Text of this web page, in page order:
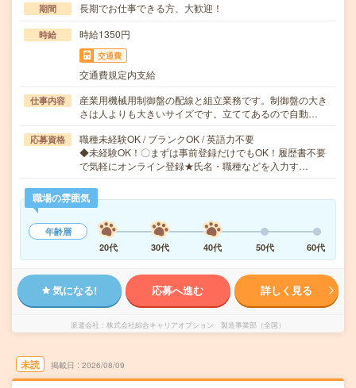
期間 長期でお仕事できる方、大歓迎！
時給 時給1350円
交通費
交通費規定内支給
仕事内容
産業用機械用制御盤の配線と組立業務です。制御盤の大き
さは人よりも大きいサイズです。立ててあるので自動…
応募資格
職種未経験OK / ブランクOK / 英語力不要
◆未経験OK！〇まずは事前登録だけでもOK！履歴書不要
で気軽にオンライン登録★氏名・職種などを入力す…
職場の雰囲気
年齢層
20代
30代 40代 50代 60代
気になる! 応募へ進む 詳しく見る
派遣会社 株式会社綜合キャリアオプション 製造事業部（全国）
未読 掲載日 2026/08/09